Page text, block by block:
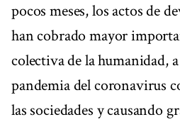
pocos meses, los actos de
han cobrado mayor
colectiva de la humanidad,
pandemia del coronavirus
las sociedades y causando